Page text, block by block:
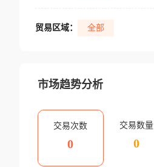
贸易区域： 全部
市场趋势分析
交易次数
0
交易数量
0